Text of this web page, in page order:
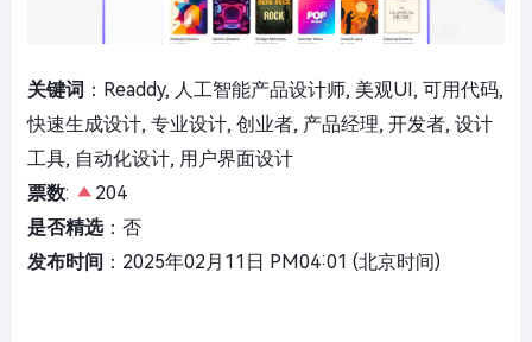
关键词 ：Readdy, 人工智能产品设计师, 美观UI, 可用代码,
快速生成设计, 专业设计, 创业者, 产品经理, 开发者, 设计
工具, 自动化设计, 用户界面设计
票数:
204
是否精选：否
发布时间 ：2025年02月11日 PM04:01 (北京时间)